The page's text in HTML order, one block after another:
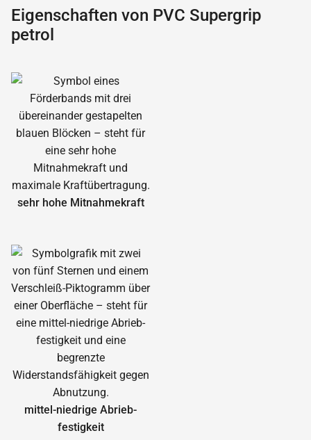
Eigenschaften von PVC Supergrip
petrol
sehr hohe Mitnahmekraft
mittel-niedrige Abrieb­
festigkeit